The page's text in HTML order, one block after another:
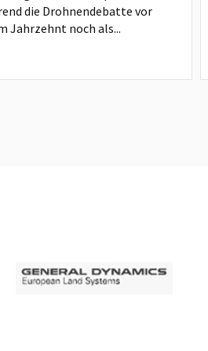
die Drohnendebatte vor
Jahrzehnt noch als...